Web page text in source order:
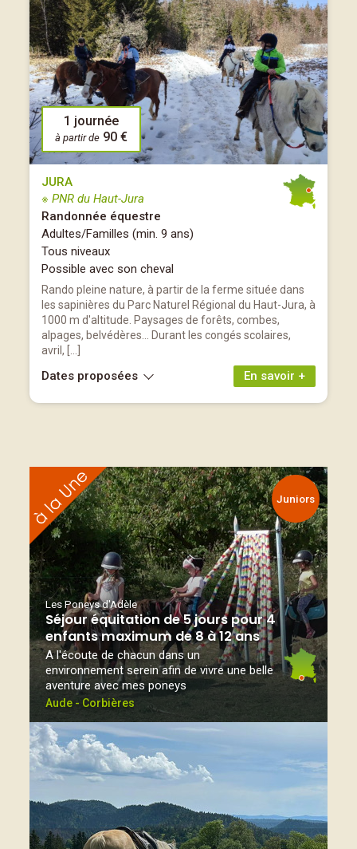
1 journée
à partir de 90 €
JURA
※ PNR du Haut-Jura
Randonnée équestre
Adultes/Familles (min. 9 ans)
Tous niveaux
Possible avec son cheval
Rando pleine nature, à partir de la ferme située dans
les sapinières du Parc Naturel Régional du Haut-Jura, à
1000 m d'altitude. Paysages de forêts, combes,
alpages, belvédères... Durant les congés scolaires,
avril, […]
En savoir +
Dates proposées
Juniors
Les Poneys d'Adèle
Séjour équitation de 5 jours pour 4
enfants maximum de 8 à 12 ans
A l'écoute de chacun dans un
environnement serein afin de vivre une belle
aventure avec mes poneys
Aude - Corbières